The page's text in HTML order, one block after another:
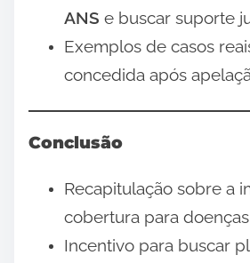
ANS e buscar suporte
Exemplos de casos
concedida após
Conclusão
Recapitulação sobre a
cobertura para
Incentivo para buscar